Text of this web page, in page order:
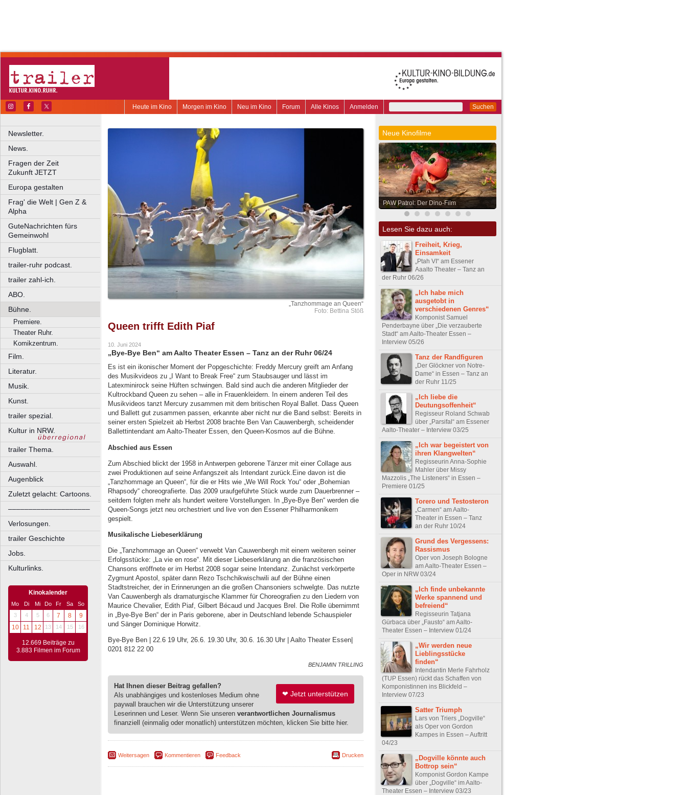
Suchen
Anmelden
Alle Kinos
Forum
Neu im Kino
Morgen im Kino
Heute im Kino
Newsletter.
News.
Fragen der Zeit
Zukunft JETZT
Europa gestalten
Frag' die Welt | Gen Z &
Alpha
GuteNachrichten fürs
Gemeinwohl
Flugblatt.
trailer-ruhr podcast.
trailer zahl-ich.
ABO.
Bühne.
Premiere.
Theater Ruhr.
Komikzentrum.
Film.
Literatur.
Musik.
Kunst.
trailer spezial.
Kultur in NRW.
trailer Thema.
Auswahl.
Augenblick
Zuletzt gelacht: Cartoons.
––––––––––––––––––––
Verlosungen.
trailer Geschichte
Jobs.
Kulturlinks.
Kinokalender
Mo Di Mi Do Fr Sa
So
3
4 5 6 7 8
9
10
11 12 13 14 15 16
12.669 Beiträge zu
3.883 Filmen im Forum
„Tanzhommage an Queen“
Foto: Bettina Stöß
Queen trifft Edith Piaf
10. Juni 2024
„Bye-Bye Ben“ am Aalto Theater Essen – Tanz an der Ruhr 06/24
Es ist ein ikonischer Moment der Popgeschichte: Freddy Mercury greift am Anfang
des Musikvideos zu „I Want to Break Free“ zum Staubsauger und lässt im
Latexminirock seine Hüften schwingen. Bald sind auch die anderen Mitglieder der
Kultrockband Queen zu sehen – alle in Frauenkleidern. In einem anderen Teil des
Musikvideos tanzt Mercury zusammen mit dem britischen Royal Ballet. Dass Queen
und Ballett gut zusammen passen, erkannte aber nicht nur die Band selbst: Bereits in
seiner ersten Spielzeit ab Herbst 2008 brachte Ben Van Cauwenbergh, scheidender
Ballettintendant am Aalto-Theater Essen, den Queen-Kosmos auf die Bühne.
Abschied aus Essen
Zum Abschied blickt der 1958 in Antwerpen geborene Tänzer mit einer Collage aus
zwei Produktionen auf seine Anfangszeit als Intendant zurück.Eine davon ist die
„Tanzhommage an Queen“, für die er Hits wie „We Will Rock You“ oder „Bohemian
Rhapsody“ choreografierte. Das 2009 uraufgeführte Stück wurde zum Dauerbrenner –
seitdem folgten mehr als hundert weitere Vorstellungen. In „Bye-Bye Ben“ werden die
Queen-Songs jetzt neu orchestriert und live von den Essener Philharmonikern
gespielt.
Musikalische Liebeserklärung
Die „Tanzhommage an Queen“ verwebt Van Cauwenbergh mit einem weiteren seiner
Erfolgsstücke: „La vie en rose“. Mit dieser Liebeserklärung an die französischen
Chansons eröffnete er im Herbst 2008 sogar seine Intendanz. Zunächst verkörperte
Zygmunt Apostol, später dann Rezo Tschchikwischwili auf der Bühne einen
Stadtstreicher, der in Erinnerungen an die großen Chansoniers schwelgte. Das nutzte
Van Cauwenbergh als dramaturgische Klammer für Choreografien zu den Liedern von
Maurice Chevalier, Edith Piaf, Gilbert Bécaud und Jacques Brel. Die Rolle übernimmt
in „Bye-Bye Ben“ der in Paris geborene, aber in Deutschland lebende Schauspieler
und Sänger Dominique Horwitz.
Bye-Bye Ben | 22.6 19 Uhr, 26.6. 19.30 Uhr, 30.6. 16.30 Uhr | Aalto Theater Essen|
0201 812 22 00
BENJAMIN TRILLING
❤ Jetzt unterstützen
Hat Ihnen dieser Beitrag gefallen?
Als unabhängiges und kostenloses Medium ohne
paywall brauchen wir die Unterstützung unserer
Leserinnen und Leser. Wenn Sie unseren verantwortlichen Journalismus
finanziell (einmalig oder monatlich) unterstützen möchten, klicken Sie bitte hier.
Weitersagen Kommentieren Feedback Drucken
Neue Kinofilme
PAW Patrol: Der Dino-Film
Lesen Sie dazu auch:
Freiheit, Krieg,
Einsamkeit
„Ptah VI“ am Essener
Aaalto Theater – Tanz an
der Ruhr 06/26
„Ich habe mich
ausgetobt in
verschiedenen Genres“
Komponist Samuel
Penderbayne über „Die verzauberte
Stadt“ am Aalto-Theater Essen –
Interview 05/26
Tanz der Randfiguren
„Der Glöckner von Notre-
Dame“ in Essen – Tanz an
der Ruhr 11/25
„Ich liebe die
Deutungsoffenheit“
Regisseur Roland Schwab
über „Parsifal“ am Essener
Aalto-Theater – Interview 03/25
„Ich war begeistert von
ihren Klangwelten“
Regisseurin Anna-Sophie
Mahler über Missy
Mazzolis „The Listeners“ in Essen –
Premiere 01/25
Torero und Testosteron
„Carmen“ am Aalto-
Theater in Essen – Tanz
an der Ruhr 10/24
Grund des Vergessens:
Rassismus
Oper von Joseph Bologne
am Aalto-Theater Essen –
Oper in NRW 03/24
„Ich finde unbekannte
Werke spannend und
befreiend“
Regisseurin Tatjana
Gürbaca über „Fausto“ am Aalto-
Theater Essen – Interview 01/24
„Wir werden neue
Lieblingsstücke
finden“
Intendantin Merle Fahrholz
(TUP Essen) rückt das Schaffen von
Komponistinnen ins Blickfeld –
Interview 07/23
Satter Triumph
Lars von Triers „Dogville“
als Oper von Gordon
Kampes in Essen – Auftritt
04/23
„Dogville könnte auch
Bottrop sein“
Komponist Gordon Kampe
über „Dogville“ im Aalto-
Theater Essen – Interview 03/23